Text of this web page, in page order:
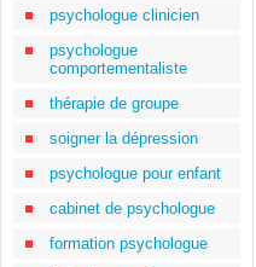
psychologue clinicien
psychologue
comportementaliste
thérapie de groupe
soigner la dépression
psychologue pour enfant
cabinet de psychologue
formation psychologue